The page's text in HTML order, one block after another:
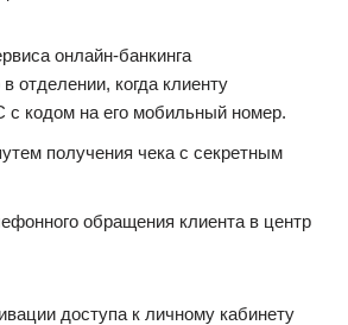
онлайн-банкинга
отделении, когда клиенту
кодом на его мобильный номер.
получения чека с секретным
обращения клиента в центр
доступа к личному кабинету